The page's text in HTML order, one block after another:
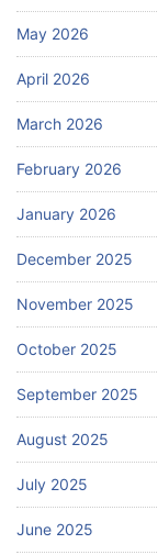
May 2026
April 2026
March 2026
February 2026
January 2026
December 2025
November 2025
October 2025
September 2025
August 2025
July 2025
June 2025